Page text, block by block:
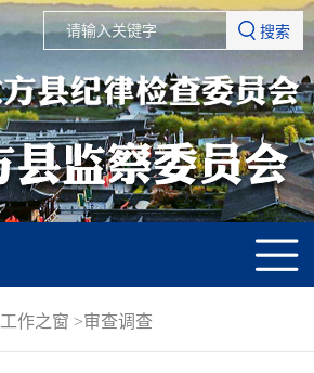
搜索
工作之窗 >审查调查